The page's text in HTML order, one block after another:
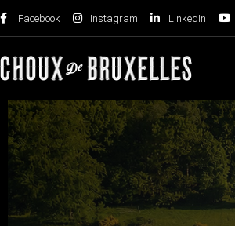
Facebook Instagram LinkedIn